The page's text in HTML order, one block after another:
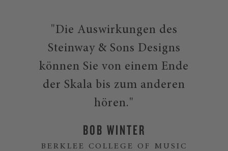
"Die Auswirkungen des
Steinway & Sons Designs
können Sie von einem Ende
der Skala bis zum anderen
hören."
BOB WINTER
BERKLEE COLLEGE OF MUSIC